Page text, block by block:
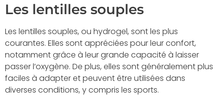
Les lentilles souples
Les lentilles souples, ou hydrogel, sont les plus
courantes. Elles sont appréciées pour leur confort,
notamment grâce à leur grande capacité à laisser
passer l’oxygène. De plus, elles sont généralement plus
faciles à adapter et peuvent être utilisées dans
diverses conditions, y compris les sports.